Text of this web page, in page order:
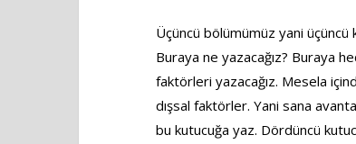
Üçüncü bölümümüz yani
Buraya ne yazacağız? Buraya
faktörleri yazacağız. Mesela
dışsal faktörler. Yani sana
bu kutucuğa yaz. Dördüncü